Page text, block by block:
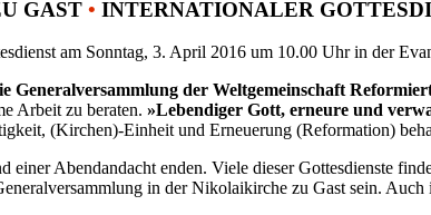
GAST • INTERNATIONALER
am Sonntag, 3. April 2016 um 10.00 Uhr in der
Generalversammlung der Weltgemeinschaft
Arbeit zu beraten. »Lebendiger Gott, erneure und
(Kirchen)-Einheit und Erneuerung (Reformation)
einer Abendandacht enden. Viele dieser Gottesdienste
in der Nikolaikirche zu Gast sein.